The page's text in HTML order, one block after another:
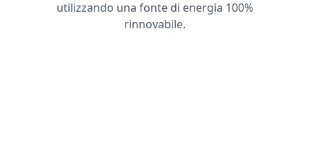
utilizzando una fonte di energia 100%
rinnovabile.